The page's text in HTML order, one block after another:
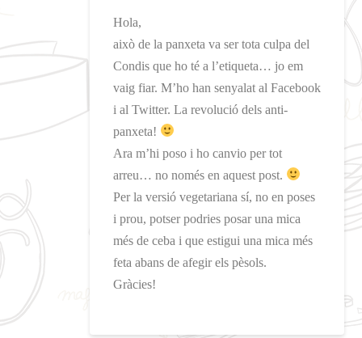
Hola,
això de la panxeta va ser tota culpa del
Condis que ho té a l’etiqueta… jo em
vaig fiar. M’ho han senyalat al Facebook
i al Twitter. La revolució dels anti-
panxeta!
Ara m’hi poso i ho canvio per tot
arreu… no només en aquest post.
Per la versió vegetariana sí, no en poses
i prou, potser podries posar una mica
més de ceba i que estigui una mica més
feta abans de afegir els pèsols.
Gràcies!